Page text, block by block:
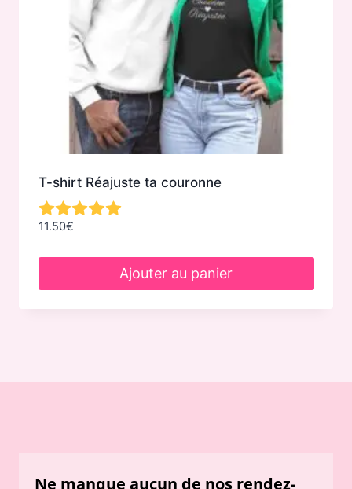
T-shirt Réajuste ta couronne
11.50€
Ajouter au panier
Ne manque aucun de nos rendez-